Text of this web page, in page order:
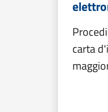
carta